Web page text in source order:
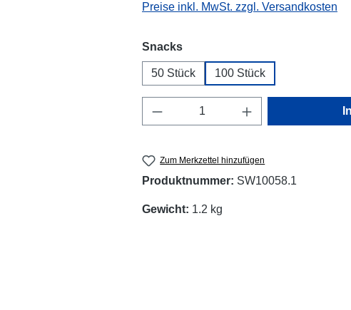
Preise inkl. MwSt. zzgl. Versandkosten
Snacksauswählen
50 Stück 100 Stück
Produkt Anzahl: Gib den
Zum Merkzettel hinzufügen
Produktnummer: SW10058.1
Gewicht: 1.2 kg